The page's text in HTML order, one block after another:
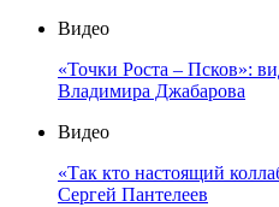
Видео
«Точки Роста – Псков»:
Владимира Джабарова
Видео
«Так кто настоящий
Сергей Пантелеев